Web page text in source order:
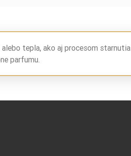
tepla, ako aj procesom
parfumu.